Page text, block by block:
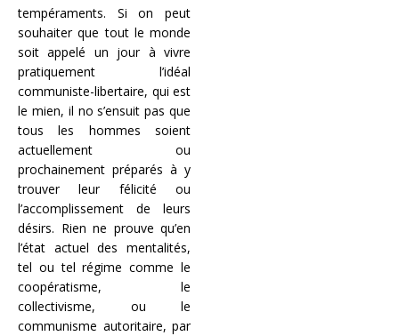
tempéraments. Si on peut
souhaiter que tout le monde
soit appelé un jour à vivre
pratiquement l’idéal
communiste-libertaire, qui est
le mien, il no s’ensuit pas que
tous les hommes soient
actuellement ou
prochainement préparés à y
trouver leur félicité ou
l’accomplissement de leurs
désirs. Rien ne prouve qu’en
l’état actuel des mentalités,
tel ou tel régime comme le
coopératisme, le
collectivisme, ou le
communisme autoritaire, par